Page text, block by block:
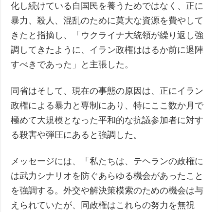
化し続けている自国民を養うためではなく、正に
暴力、殺人、混乱のために莫大な資源を費やして
きたと指摘し、「ウクライナ大統領が繰り返し強
調してきたように、イラン政権ははるか前に退陣
すべきであった」と主張した。
同省はそして、現在の事態の原因は、正にイラン
政権による暴力と専制にあり、特にここ数か月で
極めて大規模となった平和的な抗議参加者に対す
る殺害や弾圧にあると強調した。
メッセージには、「私たちは、テヘランの政権に
は武力シナリオを防ぐあらゆる機会があったこと
を強調する。外交や解決策模索のための機会は与
えられていたが、同政権はこれらの努力を無視